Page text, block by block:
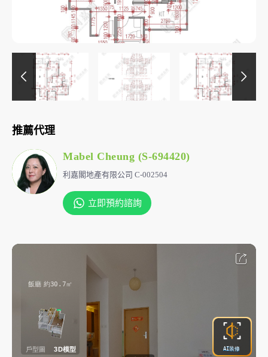
推薦代理
Mabel Cheung (S-694420)
利嘉閣地產有限公司 C-002504
立即預約諮詢